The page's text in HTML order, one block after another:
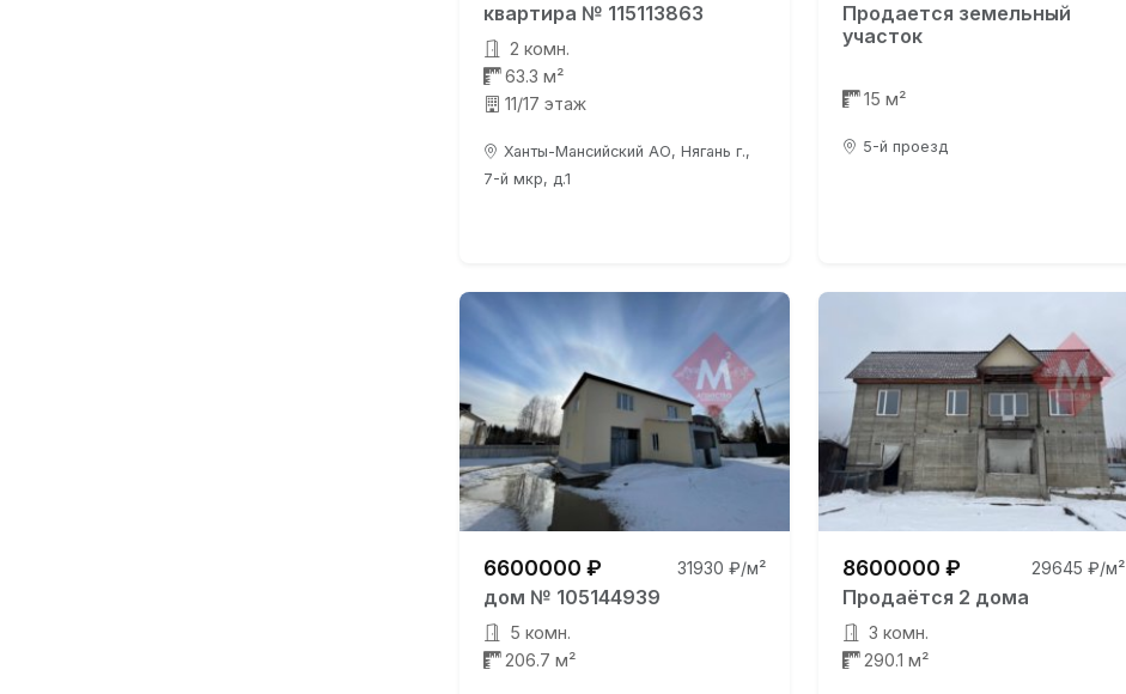
квартира № 115113863
2 комн.
63.3 м²
11/17 этаж
Ханты-Мансийский АО, Нягань г.,
7-й мкр, д.1
Продается земельный
участок
15 м²
5-й проезд
6600000 ₽ 31930 ₽/м²
дом № 105144939
5 комн.
206.7 м²
8600000 ₽ 29645 ₽/м²
Продаётся 2 дома
3 комн.
290.1 м²